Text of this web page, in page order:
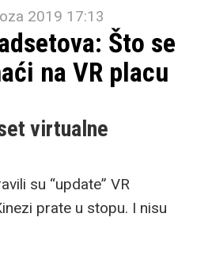
2019 17:13
Što se
na VR placu
virtualne
su “update” VR
prate u stopu. I nisu